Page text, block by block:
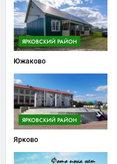
ЯРКОВСКИЙ РАЙОН
Южаково
ЯРКОВСКИЙ РАЙОН
Ярково